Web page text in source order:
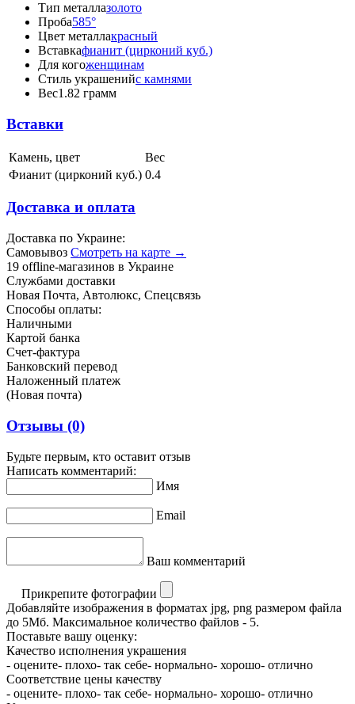
Тип металлазолото
Проба585°
Цвет металлакрасный
Вставкафианит (цирконий куб.)
Для когоженщинам
Стиль украшенийс камнями
Вес1.82 грамм
Вставки
Камень, цвет
Вес
Фианит (цирконий куб.) 0.4
Доставка и оплата
Доставка по Украине:
Самовывоз Смотреть на карте →
19 offline-магазинов в Украине
Службами доставки
Новая Почта, Автолюкс, Спецсвязь
Способы оплаты:
Наличными
Картой банка
Счет-фактура
Банковский перевод
Наложенный платеж
(Новая почта)
Отзывы (0)
Будьте первым, кто оставит отзыв
Написать комментарий:
Имя
Email
Ваш комментарий
Прикрепите фотографии
Добавляйте изображения в форматах jpg, png размером файла
до 5Мб. Максимальное количество файлов - 5.
Поставьте вашу оценку:
Качество исполнения украшения
- оцените- плохо- так себе- нормально- хорошо- отлично
Соответствие цены качеству
- оцените- плохо- так себе- нормально- хорошо- отлично